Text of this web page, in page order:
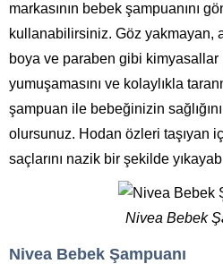
markasının bebek şampuanını
kullanabilirsiniz. Göz yakmayan,
boya ve paraben gibi kimyasallar
yumuşamasını ve kolaylıkla
şampuan ile bebeğinizin
olursunuz. Hodan özleri taşıyan
saçlarını nazik bir şekilde
Nivea Bebek
Nivea Bebek Şampuanı